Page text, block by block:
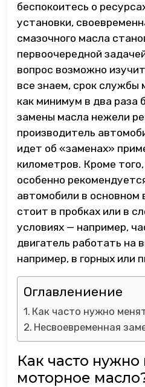
беспокоитесь о
установки,
смазочного масла
первоочередной
вопрос возможно
все знаем, срок службы
как минимум в два раза
замены масла нежели
производитель
идет об «заменах»
километров. Кроме
особенно
автомобили в основном
стоит в пробках или в
условиях — например,
двигатель работать на
например, в горных или
Оглавлениение
Как часто нужно
Несвоевременная
Как часто нужно
моторное